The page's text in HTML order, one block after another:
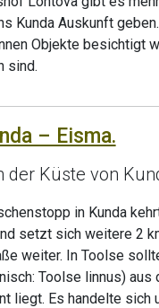
Kunda Auskunft
Objekte besichtigt
sind.
– Eisma.
der Küste von
in Kunda
setzt sich weitere 2
weiter. In Toolse
Toolse linnus) aus
liegt. Es handelte sich